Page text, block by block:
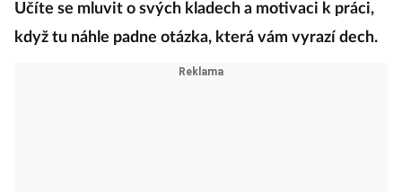
Učíte se mluvit o svých kladech a motivaci k práci,
když tu náhle padne otázka, která vám vyrazí dech.